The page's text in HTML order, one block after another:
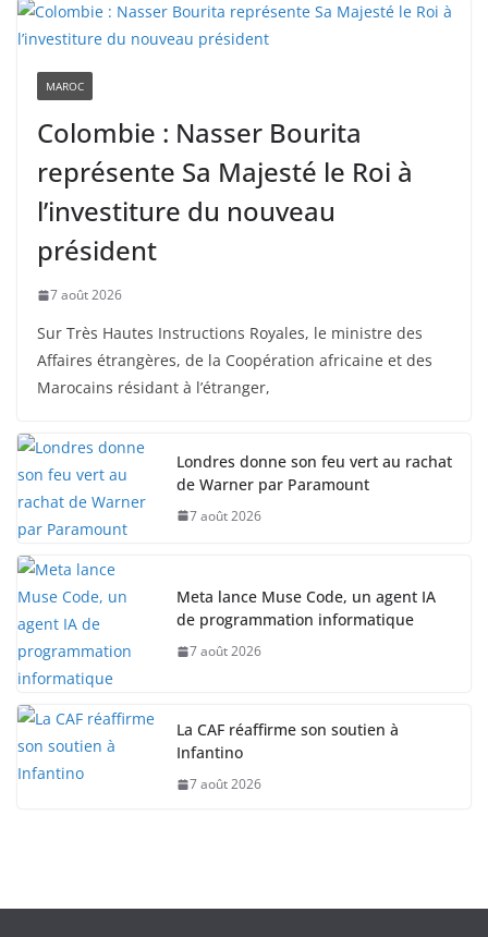
MAROC
Colombie : Nasser Bourita
représente Sa Majesté le Roi à
l’investiture du nouveau
président
7 août 2026
Sur Très Hautes Instructions Royales, le ministre des
Affaires étrangères, de la Coopération africaine et des
Marocains résidant à l’étranger,
Londres donne son feu vert au rachat
de Warner par Paramount
7 août 2026
Meta lance Muse Code, un agent IA
de programmation informatique
7 août 2026
La CAF réaffirme son soutien à
Infantino
7 août 2026